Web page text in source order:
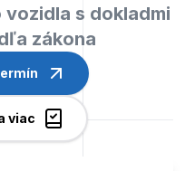
s dokladmi
zákona
viac